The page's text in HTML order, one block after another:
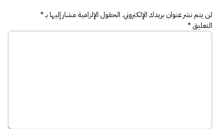
لن يتم نشر عنوان بريدك الإلكتروني.الحقول الإلزامية مشار إليها بـ*
التعليق*